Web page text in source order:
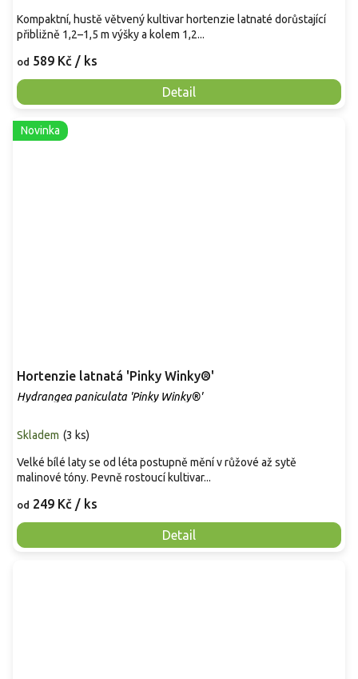
od 589 Kč / ks
Detail
Kompaktní, hustě větvený kultivar hortenzie latnaté dorůstající
přibližně 1,2–1,5 m výšky a kolem 1,2...
Novinka
Hortenzie latnatá 'Pinky Winky®'
Hydrangea paniculata 'Pinky Winky®'
Skladem (3 ks)
od 249 Kč / ks
Detail
Velké bílé laty se od léta postupně mění v růžové až sytě
malinové tóny. Pevně rostoucí kultivar...